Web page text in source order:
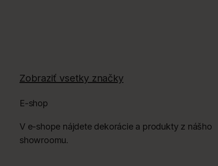
Zobraziť vsetky značky
E-shop
V e-shope nájdete dekorácie a produkty z nášho
showroomu.